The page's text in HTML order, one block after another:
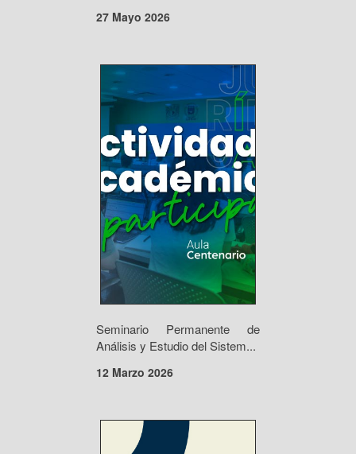
27 Mayo 2026
Seminario Permanente de
Análisis y Estudio del Sistem...
12 Marzo 2026